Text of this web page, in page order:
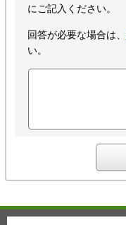
にご記入ください。
回答が必要な場合は、
い。